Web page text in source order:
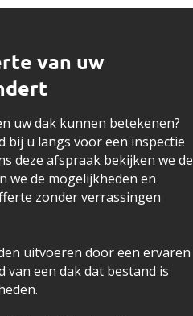
van uw
uw dak kunnen betekenen?
bij u langs voor een inspectie
deze afspraak bekijken we de
we de mogelijkheden en
zonder verrassingen
uitvoeren door een ervaren
van een dak dat bestand is